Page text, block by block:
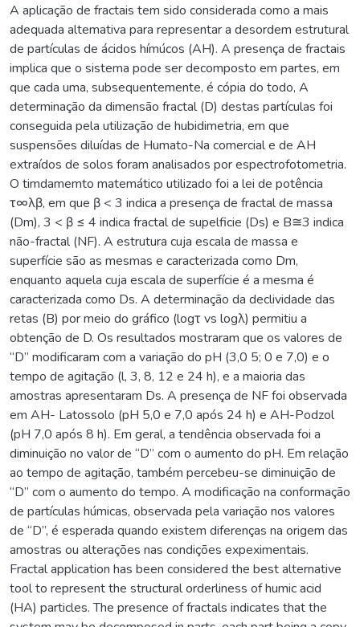
A aplicação de fractais tem sido considerada como a mais
adequada altemativa para representar a desordem estrutural
de partículas de ácidos hímúcos (AH). A presença de fractais
implica que o sistema pode ser decomposto em partes, em
que cada uma, subsequentemente, é cópia do todo, A
determinação da dimensão fractal (D) destas partículas foi
conseguida pela utilização de hubidimetria, em que
suspensões diluídas de Humato-Na comercial e de AH
extraídos de solos foram analisados por espectrofotometria.
O timdamemto matemático utilizado foi a lei de potência
τ∞λβ, em que β < 3 indica a presença de fractal de massa
(Dm), 3 < β ≤ 4 indica fractal de supelficie (Ds) e B≅3 indica
não-fractal (NF). A estrutura cuja escala de massa e
superfície são as mesmas e caracterizada como Dm,
enquanto aquela cuja escala de superfície é a mesma é
caracterizada como Ds. A determinação da declividade das
retas (B) por meio do gráfico (logτ vs logλ) permitiu a
obtenção de D. Os resultados mostraram que os valores de
“D” modificaram com a variação do pH (3,0 5; 0 e 7,0) e o
tempo de agitação (l, 3, 8, 12 e 24 h), e a maioria das
amostras apresentaram Ds. A presença de NF foi observada
em AH- Latossolo (pH 5,0 e 7,0 após 24 h) e AH-Podzol
(pH 7,0 após 8 h). Em geral, a tendência observada foi a
diminuição no valor de “D” com o aumento do pH. Em relação
ao tempo de agitação, também percebeu-se diminuição de
“D” com o aumento do tempo. A modificação na conformação
de partículas húmicas, observada pela variação nos valores
de “D”, é esperada quando existem diferenças na origem das
amostras ou alterações nas condições expeximentais.
Fractal application has been considered the best alternative
tool to represent the structural orderliness of humic acid
(HA) particles. The presence of fractals indicates that the